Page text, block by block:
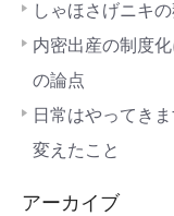
しゃほさげニキの
内密出産の制度
の論点
日常はやってき
変えたこと
アーカイブ